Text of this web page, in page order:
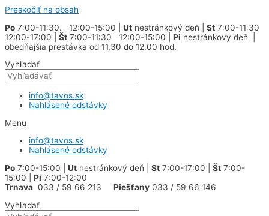
Preskočiť na obsah
Po 7:00-11:30. 12:00-15:00 | Ut nestránkový deň | St 7:00-11:30
12:00-17:00 | Št 7:00-11:30 12:00-15:00 | Pi nestránkový deň |
obedňajšia prestávka od 11.30 do 12.00 hod.
Vyhľadať
info@tavos.sk
Nahlásené odstávky
Menu
info@tavos.sk
Nahlásené odstávky
Po 7:00-15:00 | Ut nestránkový deň | St 7:00-17:00 | Št 7:00-
15:00 | Pi 7:00-12:00
Trnava 033 / 59 66 213 Piešťany 033 / 59 66 146
Vyhľadať